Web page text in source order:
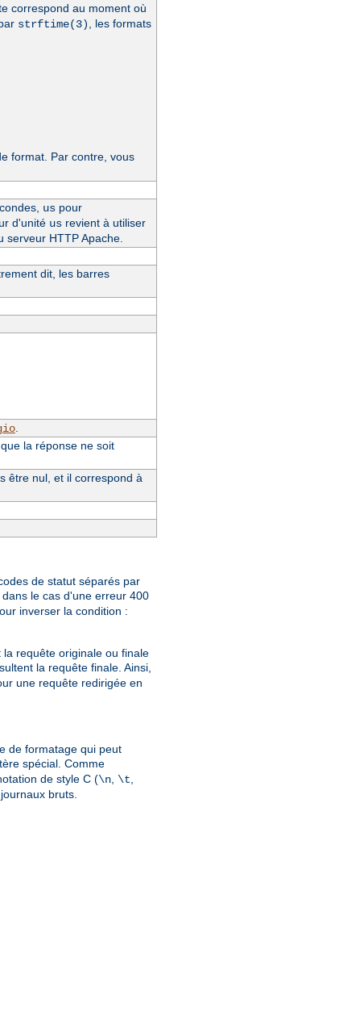
correspond au moment où
strftime(3)
, les formats
format. Par contre, vous
uspour
d'unité usrevient à utiliser
HTTP Apache.
dit, les barres
.
la réponse ne soit
être nul, et il correspond à
de statut séparés par
dans le cas d'une erreur 400
inverser la condition :
requête originale ou finale
la requête finale. Ainsi,
une requête redirigée en
de formatage qui peut
spécial. Comme
de style C (\n, \t,
bruts.